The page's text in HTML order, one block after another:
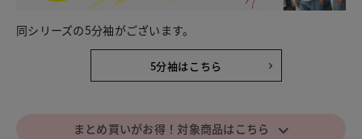
同シリーズの5分袖がございます。
5分袖はこちら
まとめ買いがお得！対象商品はこちら ⌵